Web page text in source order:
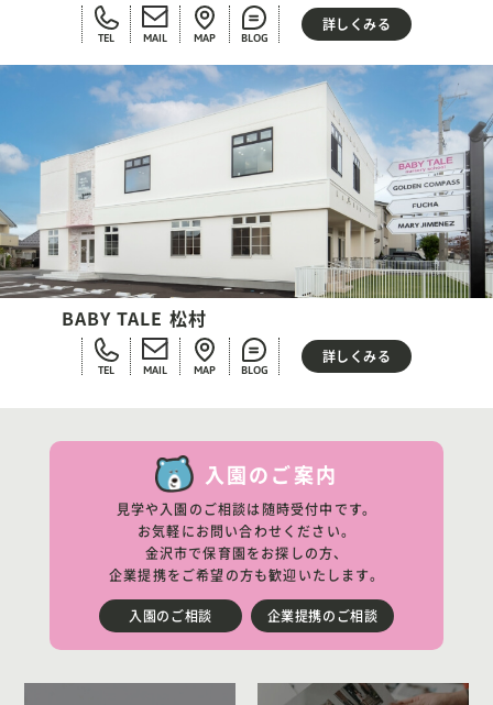
TEL MAIL MAP BLOG
詳しくみる
BABY TALE 松村
TEL MAIL MAP BLOG
詳しくみる
入園のご案内
見学や入園のご相談は随時受付中です。
お気軽にお問い合わせください。
金沢市で保育園をお探しの方、
企業提携をご希望の方も歓迎いたします。
入園のご相談 企業提携のご相談